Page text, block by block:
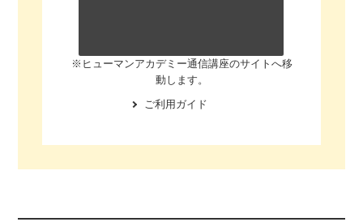
※ヒューマンアカデミー通信講座のサイトへ移
動します。
ご利用ガイド